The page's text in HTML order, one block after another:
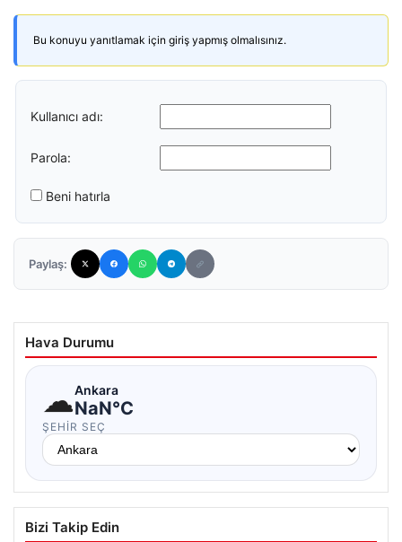
Bu konuyu yanıtlamak için giriş yapmış olmalısınız.
Kullanıcı adı:
Parola:
Beni hatırla
Paylaş:
Hava Durumu
☁Ankara
NaN°C
ŞEHIR SEÇ
Bizi Takip Edin